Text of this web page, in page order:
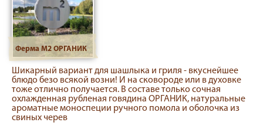
Ферма М2 ОРГАНИК
Шикарный вариант для шашлыка и гриля - вкуснейшее
блюдо безо всякой возни! И на сковороде или в духовке
тоже отлично получается. В составе только сочная
охлажденная рубленая говядина ОРГАНИК, натуральные
ароматные моноспеции ручного помола и оболочка из
свиных черев